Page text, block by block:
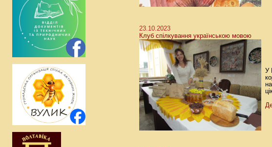
23.10.2023
Клуб спілкування українською мовою
У